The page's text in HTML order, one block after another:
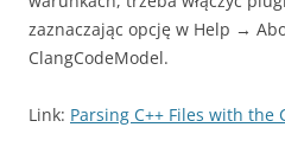
zaznaczając opcję w Help →
ClangCodeModel.
Link: Parsing C++ Files with the